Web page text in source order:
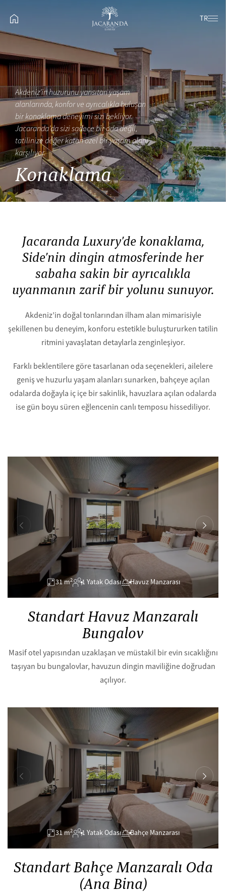
TR
Akdeniz’in huzurunu yansıtan yaşam
alanlarında, konfor ve ayrıcalıkla buluşan
bir konaklama deneyimi sizi bekliyor.
Jacaranda’da sizi sadece bir oda değil,
tatilinize değer katan özel bir yaşam alanı
karşılıyor.
Konaklama
Jacaranda Luxury’de konaklama,
Side’nin dingin atmosferinde her
sabaha sakin bir ayrıcalıkla
uyanmanın zarif bir yolunu sunuyor.
Akdeniz’in doğal tonlarından ilham alan mimarisiyle
şekillenen bu deneyim, konforu estetikle buluştururken tatilin
ritmini yavaşlatan detaylarla zenginleşiyor.
Farklı beklentilere göre tasarlanan oda seçenekleri, ailelere
geniş ve huzurlu yaşam alanları sunarken, bahçeye açılan
odalarda doğayla iç içe bir sakinlik, havuzlara açılan odalarda
ise gün boyu süren eğlencenin canlı temposu hissediliyor.
31 m2 1 Yatak Odası Havuz Manzarası
Standart Havuz Manzaralı
Bungalov
Masif otel yapısından uzaklaşan ve müstakil bir evin sıcaklığını
taşıyan bu bungalovlar, havuzun dingin maviliğine doğrudan
açılıyor.
31 m2 1 Yatak Odası Bahçe Manzarası
Standart Bahçe Manzaralı Oda
(Ana Bina)